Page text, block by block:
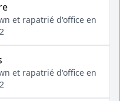
et rapatrié d'office en
et rapatrié d'office en